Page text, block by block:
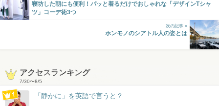
寝坊した朝にも便利！パッと着るだけでおしゃれな「デザインTシャ
ツ」コーデ術3つ
次の記事 »
ホンモノのシアトル人の姿とは
アクセスランキング
7/30〜8/5
「静かに」を英語で言うと？